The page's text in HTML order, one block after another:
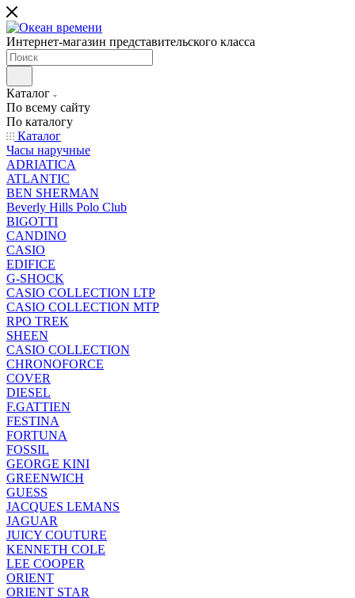
Интернет-магазин представительского класса
Каталог
По всему сайту
По каталогу
Каталог
Часы наручные
ADRIATICA
ATLANTIC
BEN SHERMAN
Beverly Hills Polo Club
BIGOTTI
CANDINO
CASIO
EDIFICE
G-SHOCK
CASIO COLLECTION LTP
CASIO COLLECTION MTP
RPO TREK
SHEEN
CASIO COLLECTION
CHRONOFORCE
COVER
DIESEL
F.GATTIEN
FESTINA
FORTUNA
FOSSIL
GEORGE KINI
GREENWICH
GUESS
JACQUES LEMANS
JAGUAR
JUICY COUTURE
KENNETH COLE
LEE COOPER
ORIENT
ORIENT STAR